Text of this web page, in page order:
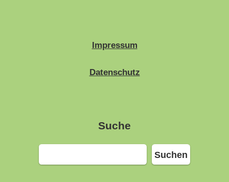
Impressum
Datenschutz
Suche
Suchen
Suchen